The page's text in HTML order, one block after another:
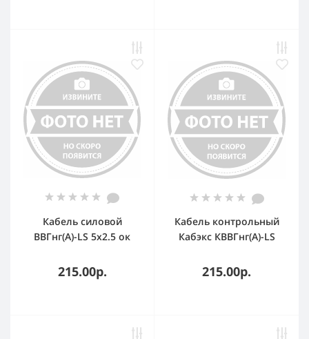
Кабель силовой
ВВГнг(А)-LS 5х2.5 ок
215.00р.
Кабель контрольный
Кабэкс КВВГнг(А)-LS
215.00р.